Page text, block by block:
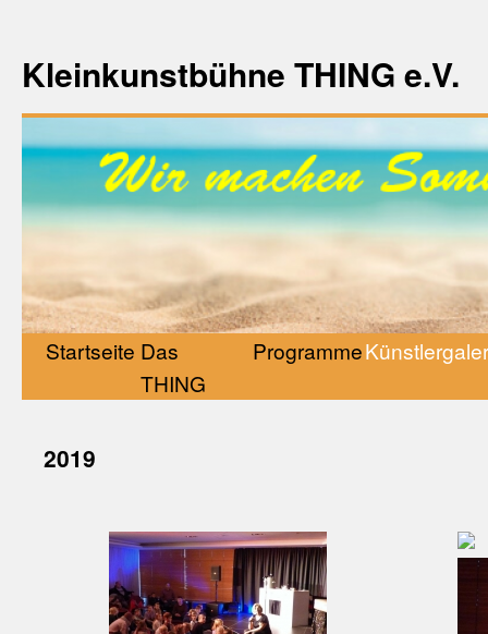
Kleinkunstbühne THING e.V.
Startseite Das
THING
Programme
2019